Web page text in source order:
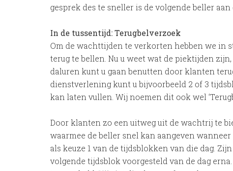
gesprek des te sneller is de volgende beller aan
In de tussentijd: Terugbelverzoek
Om de wachttijden te verkorten hebben we in
terug te bellen. Nu u weet wat de piektijden
daluren kunt u gaan benutten door klanten
dienstverlening kunt u bijvoorbeeld 2 of 3
kan laten vullen. Wij noemen dit ook wel
Door klanten zo een uitweg uit de wachtrij te
waarmee de beller snel kan aangeven
als keuze 1 van de tijdsblokken van die dag.
volgende tijdsblok voorgesteld van de dag